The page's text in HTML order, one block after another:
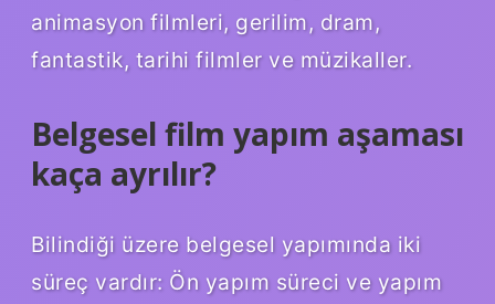
animasyon filmleri, gerilim, dram,
fantastik, tarihi filmler ve müzikaller.
Belgesel film yapım aşaması
kaça ayrılır?
Bilindiği üzere belgesel yapımında iki
süreç vardır: Ön yapım süreci ve yapım